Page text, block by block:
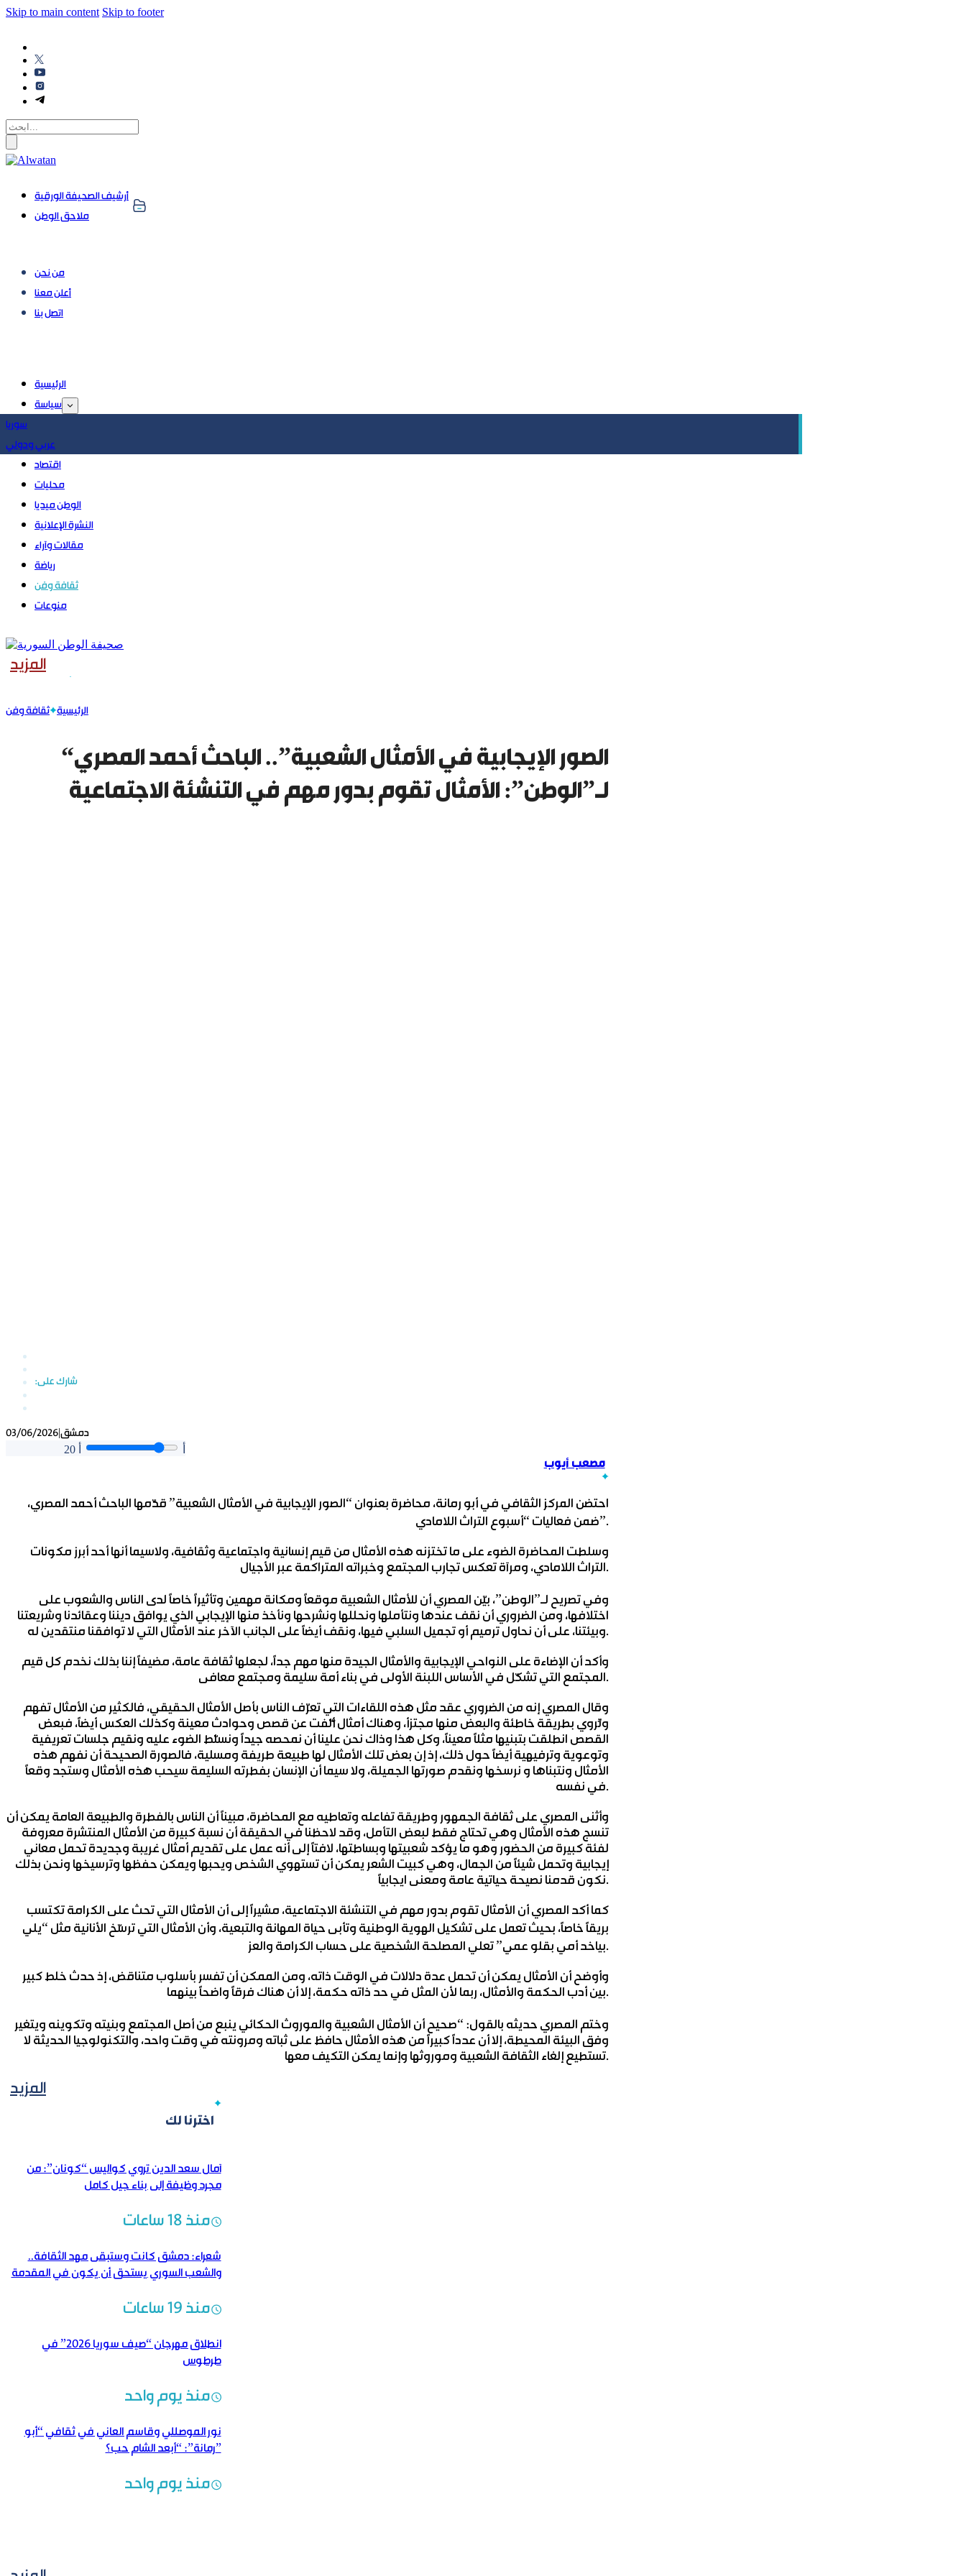
Skip to main content Skip to footer
أرشيف الصحيفة الورقية
ملاحق الوطن
من نحن
أعلن معنا
اتصل بنا
الرئيسية
سياسة
سوريا
عربي ودولي
اقتصاد
محليات
الوطن ميديا
النشرة الإعلانية
مقالات وآراء
رياضة
ثقافة وفن
منوعات
المزيد
الرئيسية ثقافة وفن
“الصور الإيجابية في الأمثال الشعبية”.. الباحث أحمد المصري
لـ”الوطن”: الأمثال تقوم بدور مهم في التنشئة الاجتماعية
03/06/2026|دمشق
20
مصعب أيوب
احتضن المركز الثقافي في أبو رمانة، محاضرة بعنوان “الصور الإيجابية في الأمثال الشعبية” قدّمها الباحث أحمد المصري،
ضمن فعاليات “أسبوع التراث اللامادي”.
وسلطت المحاضرة ‏الضوء على ما ‏تختزنه هذه الأمثال من قيم إنسانية واجتماعية وثقافية، ولاسيما أنها أحد أبرز ‏مكونات
التراث اللامادي، ومرآة تعكس تجارب المجتمع وخبراته المتراكمة ‏عبر الأجيال.
وفي تصريح لـ”الوطن”، بيّن المصري أن للأمثال الشعبية موقعاً ومكانة مهمين وتأثيراً خاصاً لدى الناس والشعوب على
اختلافها، ومن الضروري أن نقف عندها ونتأملها ونحللها ونشرحها ونأخذ منها الإيجابي الذي يوافق ديننا وعقائدنا وشريعتنا
وبيئتنا، على أن نحاول ترميم أو تجميل السلبي فيها، ونقف أيضاً على الجانب الآخر عند الأمثال التي لا توافقنا منتقدين له.
وأكد أن الإضاءة على النواحي الإيجابية والأمثال الجيدة منها مهم جداً، لجعلها ثقافة عامة، مضيفاً إننا بذلك نخدم كل قيم
المجتمع التي تشكّل في الأساس اللبنة الأولى في بناء أمة سليمة ومجتمع معافى.
وقال المصري إنه من الضروري عقد مثل هذه اللقاءات التي تعرّف الناس بأصل الأمثال الحقيقي، فالكثير من الأمثال تفهم
وتُروي بطريقة خاطئة والبعض منها مجتزأ، وهناك أمثال أُلّفت عن قصص وحوادث معينة وكذلك العكس أيضاً، فبعض
القصص انطلقت بتبنيها مثلاً معيناً، وكل هذا وذاك نحن علينا أن نمحصه جيداً ونسلّط الضوء عليه ونقيم جلسات تعريفية
وتوعوية وترفيهية أيضاً حول ذلك، إذ إن بعض تلك الأمثال لها طبيعة طريفة ومسلية، فالصورة الصحيحة أن نفهم هذه
الأمثال ونتبناها و نرسخها ونقدم صورتها الجميلة، ولا سيما أن الإنسان بفطرته السليمة سيحب هذه الأمثال وستجد وقعاً
في نفسه.
وأثنى المصري على ثقافة الجمهور وطريقة تفاعله وتعاطيه مع المحاضرة، مبيناً أن الناس بالفطرة والطبيعة العامة يمكن أن
تنسج هذه الأمثال وهي تحتاج فقط لبعض التأمل، وقد لاحظنا في الحقيقة أن نسبة كبيرة من الأمثال المنتشرة معروفة
لفئة كبيرة من الحضور وهو ما يؤكد شعبيتها وبساطتها، لافتاً إلى أنه عمل على تقديم أمثال غريبة وجديدة تحمل معاني
إيجابية وتحمل شيئاً من الجمال، وهي كبيت الشعر يمكن أن تستهوي الشخص ويحبها ويمكن حفظها وترسيخها ونحن بذلك
نكون قدمنا نصيحة حياتية عامة ومعنى ايجابياً.
كما أكد المصري أن الأمثال تقوم بدور مهم في التنشئة الاجتماعية، مشيراً إلى أن الأمثال التي تحث على الكرامة تكتسب
بريقاً خاصاً، بحيث تعمل على تشكيل الهوية الوطنية وتأبى حياة المهانة والتبعية، وأن الأمثال التي ترسّخ الأنانية مثل “يلي
بياخد أمي بقلو عمي” تعلي المصلحة الشخصية على حساب الكرامة والعز.
وأوضح أن الأمثال يمكن أن تحمل عدة دلالات في الوقت ذاته، ومن الممكن أن تفسر بأسلوب متناقض، إذ حدث خلط كبير
بين أدب الحكمة والأمثال، ربما لأن المثل في حد ذاته حكمة، إلا أن هناك فرقاً واضحاً بينهما.
وختم المصري حديثه بالقول: “صحيح أن الأمثال الشعبية والموروث الحكائي ينبع من أصل المجتمع وبنيته وتكوينه ويتغير
وفق البيئة المحيطة، إلا أن عدداً كبيراً من هذه الأمثال حافظ على ثباته ومرونته في وقت واحد، والتكنولوجيا الحديثة لا
تستطيع إلغاء الثقافة الشعبية وموروثها وإنما يمكن التكيف معها.
المزيد
اخترنا لك
آمال سعد الدين تروي كواليس “كونان”: من
مجرد وظيفة إلى بناء جيل كامل
منذ 18 ساعات
شعراء: دمشق كانت وستبقى مهد الثقافة..
والشعب السوري يستحق أن يكون في المقدمة
منذ 19 ساعات
انطلاق مهرجان “صيف سوريا 2026” في
طرطوس
منذ يوم واحد
نور الموصللي وقاسم العاني في ثقافي “أبو
رمانة”: “أبعد الشام حب؟”
منذ يوم واحد